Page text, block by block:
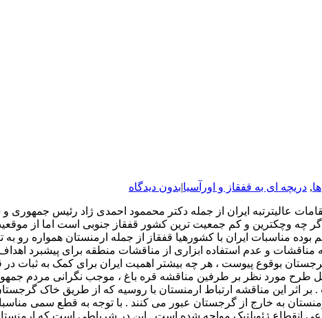
, دریچه ای به قفقاز و اورآسیا|بدون دیدگاه
عالیترتبه ایران از جمله دکتر محممود احمدی ژاد رئیس
چه وچکترین و کم جمعیت ترین کشور قفقاز جنوبی است اما از
مناسبات ایران با کشورهیا قفقاز از جمله ارمنستان همواره رو
و عدم استفاده ابزاری از مناقشات منطقه برای پیشبرد
بوقوع پیوست ، هر چه بیشتر اهمیت ایران برای کمک به ثبات در
طرح مورد نظر بر طرفین مناقشه قره باغ ، موجب نگرانی مردم
. بر اثر این مناقشه ارتباط ارمنستان با روسیه که از طریق
به خارج از گرجستان عبور می کنند . با توجه به قطع سمی